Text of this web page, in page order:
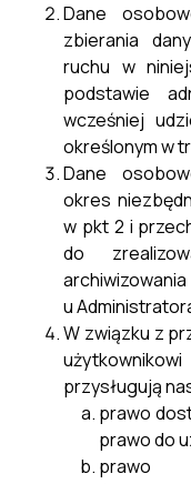
Dane
zbierania
ruchu w
podstawie
wcześniej
określonym w
Dane
okres
w pkt 2 i
do
u
W związku z
przysługują
prawo
prawo do
prawo